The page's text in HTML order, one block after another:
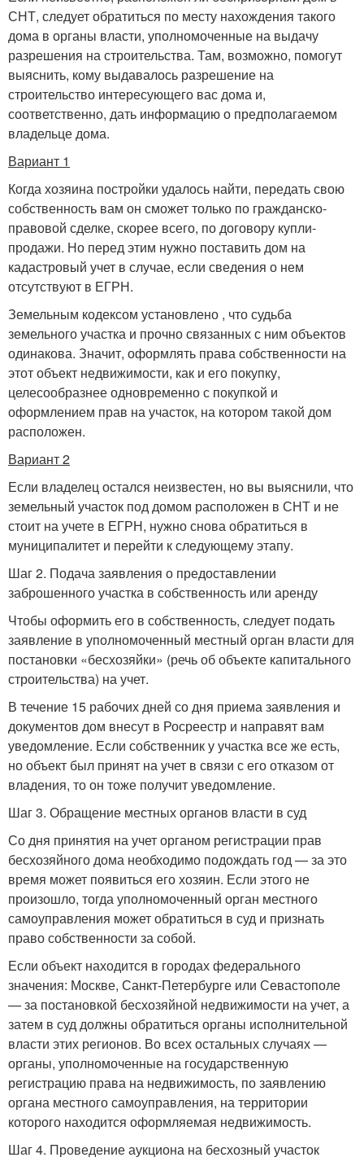
СНТ, следует обратиться по месту нахождения такого
дома в органы власти, уполномоченные на выдачу
разрешения на строительства. Там, возможно, помогут
выяснить, кому выдавалось разрешение на
строительство интересующего вас дома и,
соответственно, дать информацию о предполагаемом
владельце дома.
Вариант 1
Когда хозяина постройки удалось найти, передать свою
собственность вам он сможет только по гражданско-
правовой сделке, скорее всего, по договору купли-
продажи. Но перед этим нужно поставить дом на
кадастровый учет в случае, если сведения о нем
отсутствуют в ЕГРН.
Земельным кодексом установлено , что судьба
земельного участка и прочно связанных с ним объектов
одинакова. Значит, оформлять права собственности на
этот объект недвижимости, как и его покупку,
целесообразнее одновременно с покупкой и
оформлением прав на участок, на котором такой дом
расположен.
Вариант 2
Если владелец остался неизвестен, но вы выяснили, что
земельный участок под домом расположен в СНТ и не
стоит на учете в ЕГРН, нужно снова обратиться в
муниципалитет и перейти к следующему этапу.
Шаг 2. Подача заявления о предоставлении
заброшенного участка в собственность или аренду
Чтобы оформить его в собственность, следует подать
заявление в уполномоченный местный орган власти для
постановки «бесхозяйки» (речь об объекте капитального
строительства) на учет.
В течение 15 рабочих дней со дня приема заявления и
документов дом внесут в Росреестр и направят вам
уведомление. Если собственник у участка все же есть,
но объект был принят на учет в связи с его отказом от
владения, то он тоже получит уведомление.
Шаг 3. Обращение местных органов власти в суд
Со дня принятия на учет органом регистрации прав
бесхозяйного дома необходимо подождать год — за это
время может появиться его хозяин. Если этого не
произошло, тогда уполномоченный орган местного
самоуправления может обратиться в суд и признать
право собственности за собой.
Если объект находится в городах федерального
значения: Москве, Санкт-Петербурге или Севастополе
— за постановкой бесхозяйной недвижимости на учет, а
затем в суд должны обратиться органы исполнительной
власти этих регионов. Во всех остальных случаях —
органы, уполномоченные на государственную
регистрацию права на недвижимость, по заявлению
органа местного самоуправления, на территории
которого находится оформляемая недвижимость.
Шаг 4. Проведение аукциона на бесхозный участок